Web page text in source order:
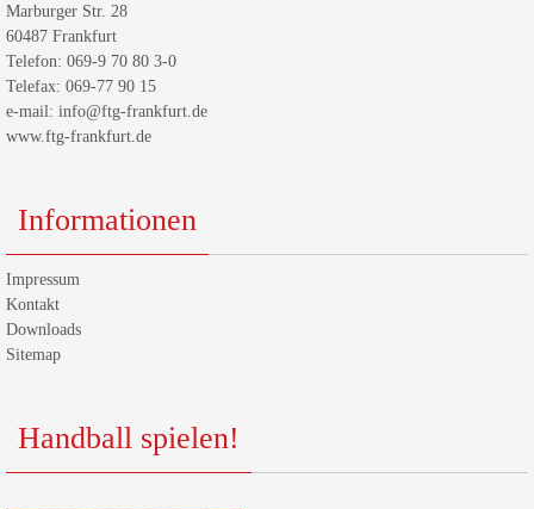
Marburger Str. 28
60487 Frankfurt
Telefon: 069-9 70 80 3-0
Telefax: 069-77 90 15
e-mail: info@ftg-frankfurt.de
www.ftg-frankfurt.de
Informationen
Impressum
Kontakt
Downloads
Sitemap
Handball spielen!